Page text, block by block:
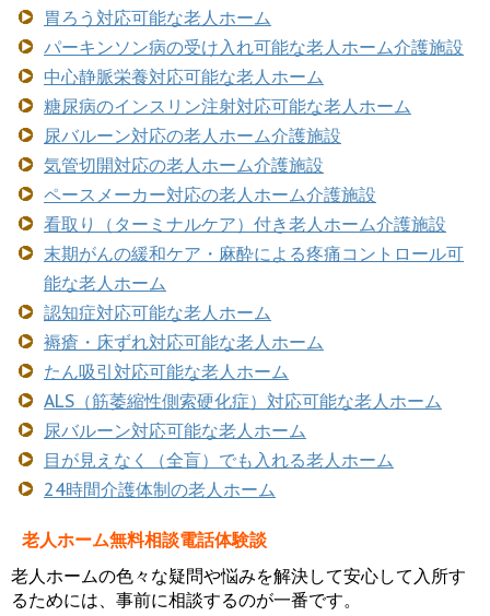
胃ろう対応可能な老人ホーム
パーキンソン病の受け入れ可能な老人ホーム介護施設
中心静脈栄養対応可能な老人ホーム
糖尿病のインスリン注射対応可能な老人ホーム
尿バルーン対応の老人ホーム介護施設
気管切開対応の老人ホーム介護施設
ペースメーカー対応の老人ホーム介護施設
看取り（ターミナルケア）付き老人ホーム介護施設
末期がんの緩和ケア・麻酔による疼痛コントロール可
能な老人ホーム
認知症対応可能な老人ホーム
褥瘡・床ずれ対応可能な老人ホーム
たん吸引対応可能な老人ホーム
ALS（筋萎縮性側索硬化症）対応可能な老人ホーム
尿バルーン対応可能な老人ホーム
目が見えなく（全盲）でも入れる老人ホーム
24時間介護体制の老人ホーム
老人ホーム無料相談電話体験談
老人ホームの色々な疑問や悩みを解決して安心して入所す
るためには、事前に相談するのが一番です。